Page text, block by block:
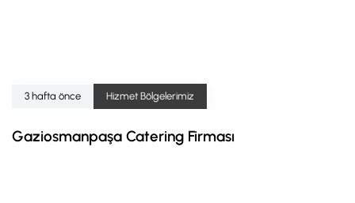
3 hafta önce Hizmet Bölgelerimiz
Gaziosmanpaşa Catering Firması